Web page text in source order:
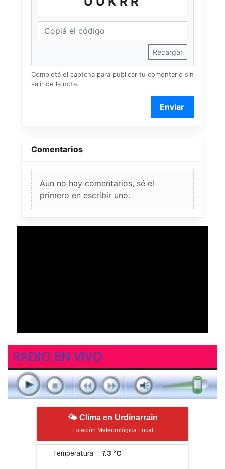
Recargar
Completá el captcha para publicar tu comentario sin
salir de la nota.
Enviar
Comentarios
Aun no hay comentarios, sé el
primero en escribir uno.
RADIO EN VIVO
🌤 Clima en Urdinarrain
Estación Meteorológica Local